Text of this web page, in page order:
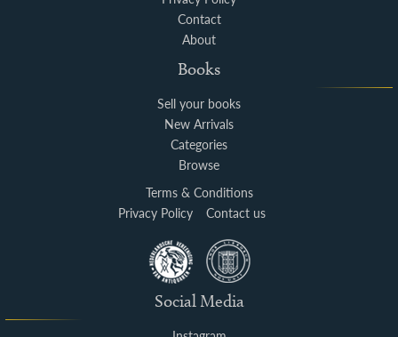
Contact
About
Books
Sell your books
New Arrivals
Categories
Browse
Terms & Conditions
Privacy Policy
Contact us
Social Media